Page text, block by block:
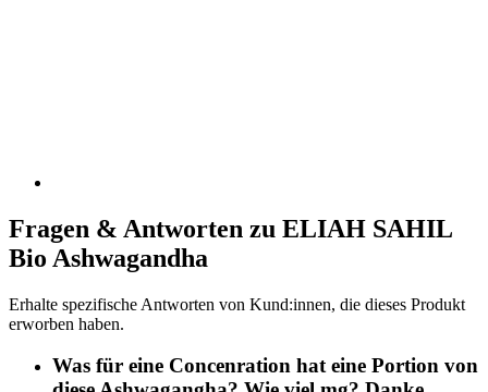
Fragen & Antworten zu ELIAH SAHIL
Bio Ashwagandha
Erhalte spezifische Antworten von Kund:innen, die dieses Produkt
erworben haben.
Was für eine Concenration hat eine Portion von